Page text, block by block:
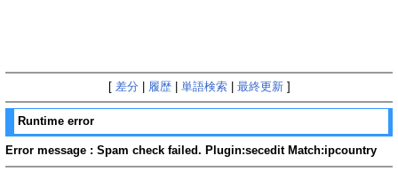
[ 差分 履歴| 単語検索| 最終更新]
Runtime error
Error message : Spam check failed. Plugin:secedit Match:ipcountry